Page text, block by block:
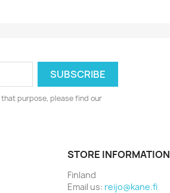
purpose, please find our
STORE INFORMATION
Finland
Email us: reijo@kane.fi